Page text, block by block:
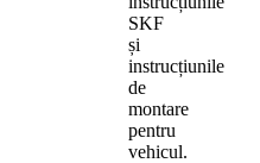
SKF
și
instrucțiunile
de
montare
pentru
vehicul.